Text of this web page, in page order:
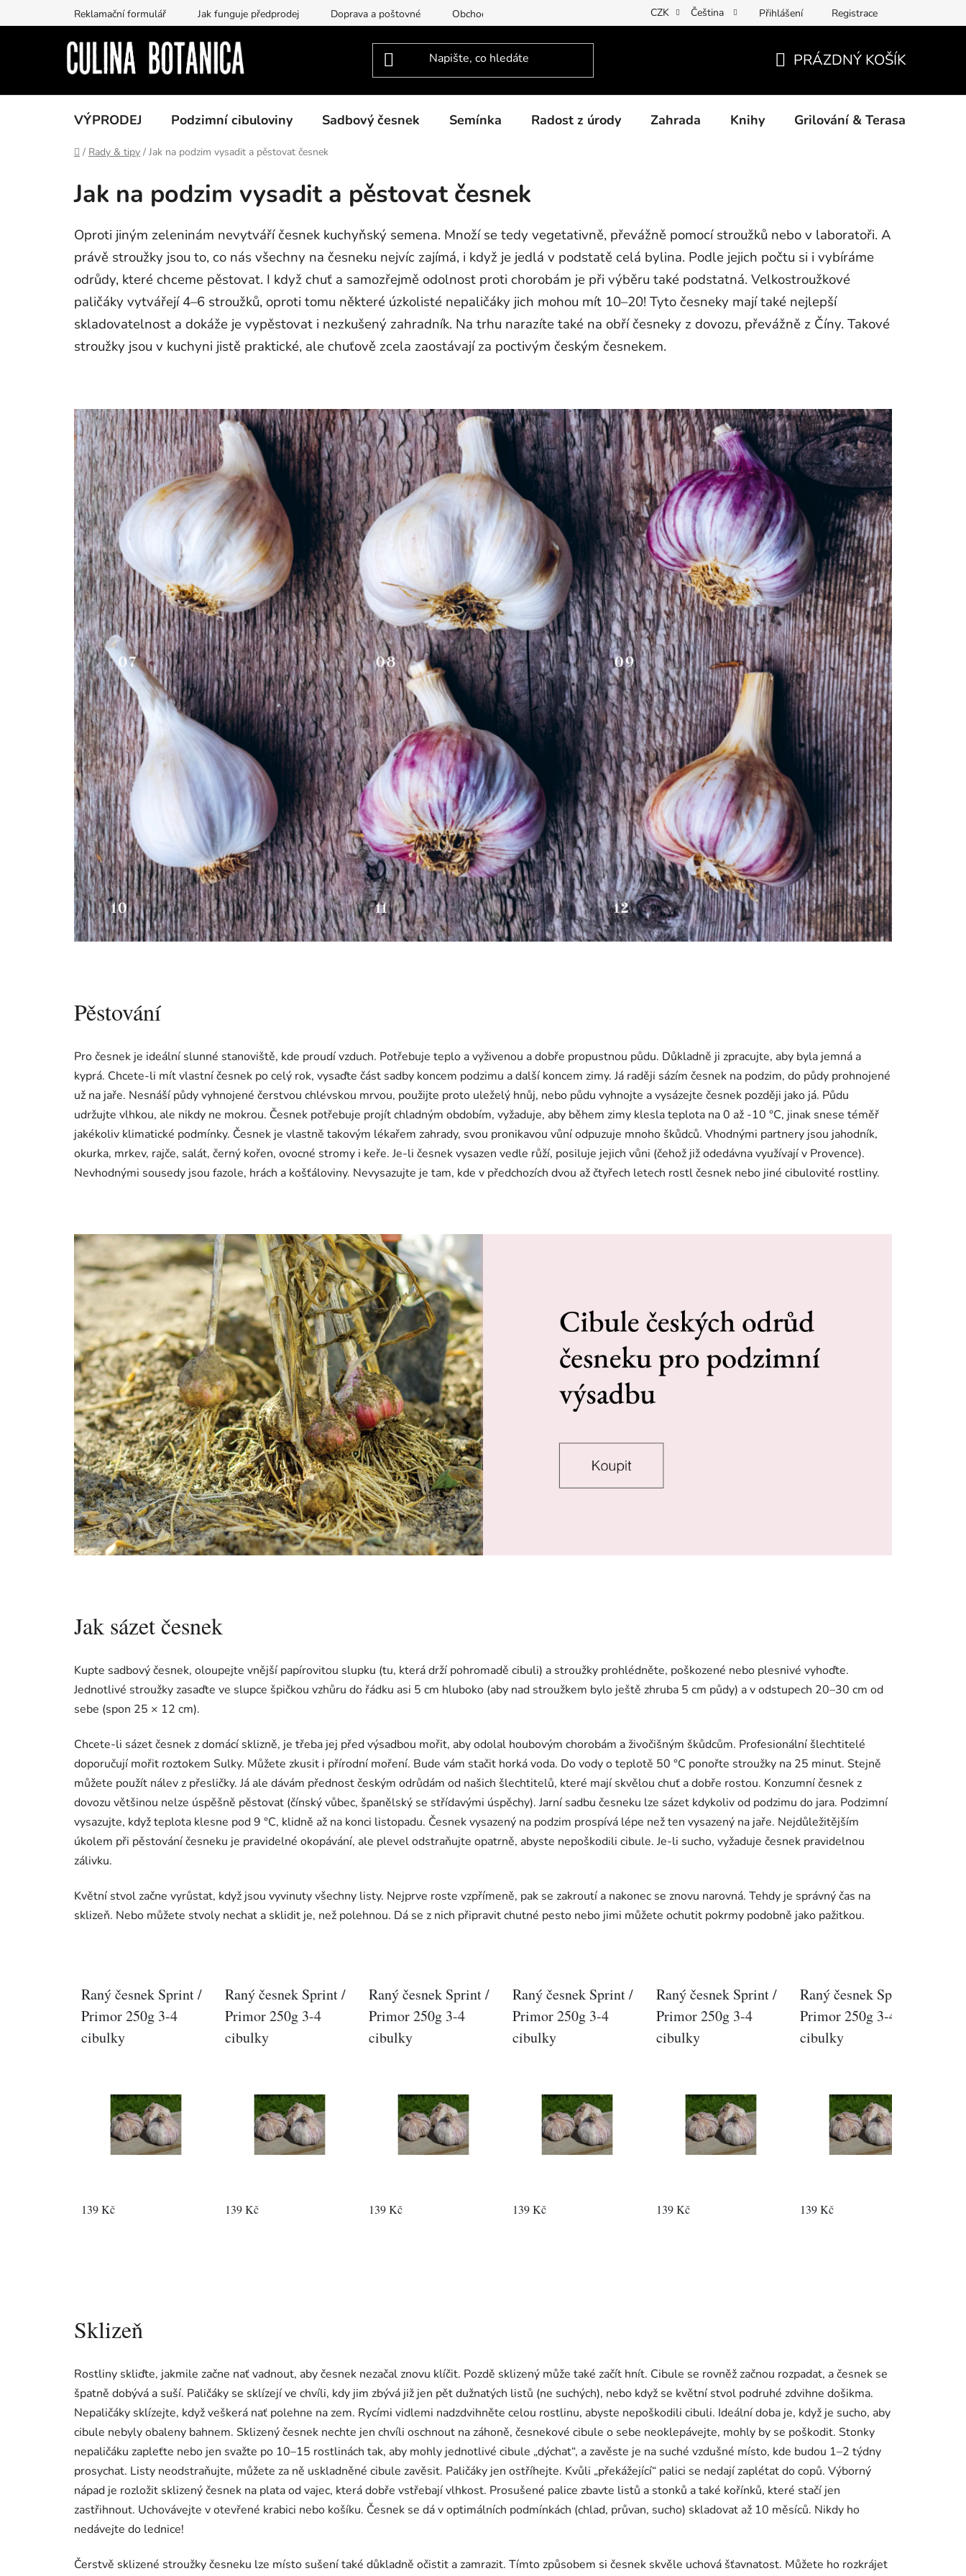
na
Reklamační formulář Jak funguje předprodej Doprava a poštovné Obchodní podmínky Podmínky ochrany osobních údajů Povinné informace a odkazy ÚKZÚZ
CZK Čeština Přihlášení Registrace
KOŠÍK
PRÁZDNÝ KOŠÍK
VÝPRODEJ Podzimní cibuloviny Sadbový česnek Semínka Radost z úrody Zahrada Knihy Grilování & Terasa
Domů
/ Rady & tipy / Jak na podzim vysadit a pěstovat česnek
Jak na podzim vysadit a pěstovat česnek
Oproti jiným zeleninám nevytváří česnek kuchyňský semena. Množí se tedy vegetativně, převážně pomocí stroužků nebo v laboratoři. A
právě stroužky jsou to, co nás všechny na česneku nejvíc zajímá, i když je jedlá v podstatě celá bylina. Podle jejich počtu si i vybíráme
odrůdy, které chceme pěstovat. I když chuť a samozřejmě odolnost proti chorobám je při výběru také podstatná. Velkostroužkové
paličáky vytvářejí 4–6 stroužků, oproti tomu některé úzkolisté nepaličáky jich mohou mít 10–20! Tyto česneky mají také nejlepší
skladovatelnost a dokáže je vypěstovat i nezkušený zahradník. Na trhu narazíte také na obří česneky z dovozu, převážně z Číny. Takové
stroužky jsou v kuchyni jistě praktické, ale chuťově zcela zaostávají za poctivým českým česnekem.
Pěstování
Pro česnek je ideální slunné stanoviště, kde proudí vzduch. Potřebuje teplo a vyživenou a dobře propustnou půdu. Důkladně ji zpracujte, aby byla jemná a
kyprá. Chcete-li mít vlastní česnek po celý rok, vysaďte část sadby koncem podzimu a další koncem zimy. Já raději sázím česnek na podzim, do půdy prohnojené
už na jaře. Nesnáší půdy vyhnojené čerstvou chlévskou mrvou, použijte proto uleželý hnůj, nebo půdu vyhnojte a vysázejte česnek později jako já. Půdu
udržujte vlhkou, ale nikdy ne mokrou. Česnek potřebuje projít chladným obdobím, vyžaduje, aby během zimy klesla teplota na 0 až -10 °C, jinak snese téměř
jakékoliv klimatické podmínky. Česnek je vlastně takovým lékařem zahrady, svou pronikavou vůní odpuzuje mnoho škůdců. Vhodnými partnery jsou jahodník,
okurka, mrkev, rajče, salát, černý kořen, ovocné stromy i keře. Je-li česnek vysazen vedle růží, posiluje jejich vůni (čehož již odedávna využívají v Provence).
Nevhodnými sousedy jsou fazole, hrách a košťáloviny. Nevysazujte je tam, kde v předchozích dvou až čtyřech letech rostl česnek nebo jiné cibulovité rostliny.
Jak sázet česnek
Kupte sadbový česnek, oloupejte vnější papírovitou slupku (tu, která drží pohromadě cibuli) a stroužky prohlédněte, poškozené nebo plesnivé vyhoďte.
Jednotlivé stroužky zasaďte ve slupce špičkou vzhůru do řádku asi 5 cm hluboko (aby nad stroužkem bylo ještě zhruba 5 cm půdy) a v odstupech 20–30 cm od
sebe (spon 25 × 12 cm).
Chcete-li sázet česnek z domácí sklizně, je třeba jej před výsadbou mořit, aby odolal houbovým chorobám a živočišným škůdcům. Profesionální šlechtitelé
doporučují mořit roztokem Sulky. Můžete zkusit i přírodní moření. Bude vám stačit horká voda. Do vody o teplotě 50 °C ponořte stroužky na 25 minut. Stejně
můžete použít nálev z přesličky. Já ale dávám přednost českým odrůdám od našich šlechtitelů, které mají skvělou chuť a dobře rostou. Konzumní česnek z
dovozu většinou nelze úspěšně pěstovat (čínský vůbec, španělský se střídavými úspěchy). Jarní sadbu česneku lze sázet kdykoliv od podzimu do jara. Podzimní
vysazujte, když teplota klesne pod 9 °C, klidně až na konci listopadu. Česnek vysazený na podzim prospívá lépe než ten vysazený na jaře. Nejdůležitějším
úkolem při pěstování česneku je pravidelné okopávání, ale plevel odstraňujte opatrně, abyste nepoškodili cibule. Je-li sucho, vyžaduje česnek pravidelnou
zálivku.
Květní stvol začne vyrůstat, když jsou vyvinuty všechny listy. Nejprve roste vzpřímeně, pak se zakroutí a nakonec se znovu narovná. Tehdy je správný čas na
sklizeň. Nebo můžete stvoly nechat a sklidit je, než polehnou. Dá se z nich připravit chutné pesto nebo jimi můžete ochutit pokrmy podobně jako pažitkou.
Sklizeň
Rostliny skliďte, jakmile začne nať vadnout, aby česnek nezačal znovu klíčit. Pozdě sklizený může také začít hnít. Cibule se rovněž začnou rozpadat, a česnek se
špatně dobývá a suší. Paličáky se sklízejí ve chvíli, kdy jim zbývá již jen pět dužnatých listů (ne suchých), nebo když se květní stvol podruhé zdvihne došikma.
Nepaličáky sklízejte, když veškerá nať polehne na zem. Rycími vidlemi nadzdvihněte celou rostlinu, abyste nepoškodili cibuli. Ideální doba je, když je sucho, aby
cibule nebyly obaleny bahnem. Sklizený česnek nechte jen chvíli oschnout na záhoně, česnekové cibule o sebe neoklepávejte, mohly by se poškodit. Stonky
nepaličáku zapleťte nebo jen svažte po 10–15 rostlinách tak, aby mohly jednotlivé cibule „dýchat“, a zavěste je na suché vzdušné místo, kde budou 1–2 týdny
prosychat. Listy neodstraňujte, můžete za ně uskladněné cibule zavěsit. Paličáky jen ostříhejte. Kvůli „překážející“ palici se nedají zaplétat do copů. Výborný
nápad je rozložit sklizený česnek na plata od vajec, která dobře vstřebají vlhkost. Prosušené palice zbavte listů a stonků a také kořínků, které stačí jen
zastřihnout. Uchovávejte v otevřené krabici nebo košíku. Česnek se dá v optimálních podmínkách (chlad, průvan, sucho) skladovat až 10 měsíců. Nikdy ho
nedávejte do lednice!
Čerstvě sklizené stroužky česneku lze místo sušení také důkladně očistit a zamrazit. Tímto způsobem si česnek skvěle uchová šťavnatost. Můžete ho rozkrájet